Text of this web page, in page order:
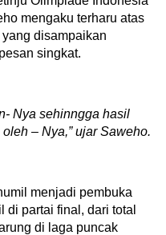
mengaku terharu atas
disampaikan
singkat.
Nya sehinngga hasil
– Nya,” ujar Saweho.
menjadi pembuka
di partai final, dari total
di laga puncak